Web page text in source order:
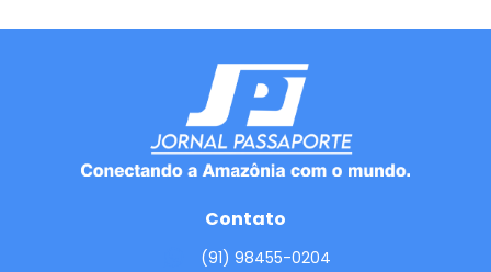
Contato
(91) 98455-0204